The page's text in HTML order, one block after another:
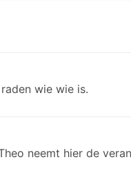
wie wie is.
neemt hier de